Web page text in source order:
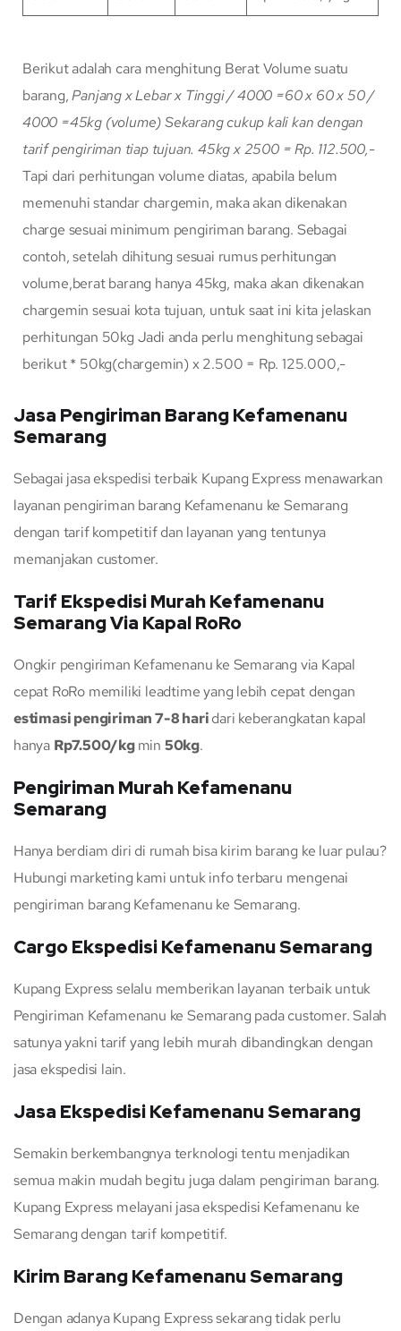
Berikut adalah cara menghitung Berat Volume suatu
barang,Panjang x Lebar x Tinggi / 4000 =60 x 60 x 50 /
4000 =45kg (volume)Sekarang cukup kali kan dengan
tarif pengiriman tiap tujuan. 45kg x 2500 = Rp. 112.500,-
Tapi dari perhitungan volume diatas, apabila belum
memenuhi standar chargemin, maka akan dikenakan
charge sesuai minimum pengiriman barang. Sebagai
contoh, setelah dihitung sesuai rumus perhitungan
volume,berat barang hanya 45kg, maka akan dikenakan
chargemin sesuai kota tujuan, untuk saat ini kita jelaskan
perhitungan 50kg Jadi anda perlu menghitung sebagai
berikut * 50kg(chargemin) x 2.500 = Rp. 125.000,-
Jasa Pengiriman Barang Kefamenanu
Semarang
Sebagai jasa ekspedisi terbaik Kupang Express menawarkan
layanan pengiriman barang Kefamenanu ke Semarang
dengan tarif kompetitif dan layanan yang tentunya
memanjakan customer.
Tarif Ekspedisi Murah Kefamenanu
Semarang Via Kapal RoRo
Ongkir pengiriman Kefamenanu ke Semarang via Kapal
cepat RoRo memiliki leadtime yang lebih cepat dengan
estimasi pengiriman 7-8 haridari keberangkatan kapal
hanya Rp7.500/kgmin 50kg.
Pengiriman Murah Kefamenanu
Semarang
Hanya berdiam diri di rumah bisa kirim barang ke luar pulau?
Hubungi marketing kami untuk info terbaru mengenai
pengiriman barang Kefamenanu ke Semarang.
Cargo Ekspedisi Kefamenanu Semarang
Kupang Express selalu memberikan layanan terbaik untuk
Pengiriman Kefamenanu ke Semarang pada customer. Salah
satunya yakni tarif yang lebih murah dibandingkan dengan
jasa ekspedisi lain.
Jasa Ekspedisi Kefamenanu Semarang
Semakin berkembangnya terknologi tentu menjadikan
semua makin mudah begitu juga dalam pengiriman barang.
Kupang Express melayani jasa ekspedisi Kefamenanu ke
Semarang dengan tarif kompetitif.
Kirim Barang Kefamenanu Semarang
Dengan adanya Kupang Express sekarang tidak perlu